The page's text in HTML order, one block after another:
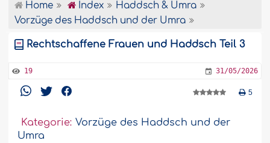
Home Index
Haddsch & Umra
Vorzüge des Haddsch und der Umra
Rechtschaffene Frauen und Haddsch Teil 3
19 31/05/2026
5
Kategorie: Vorzüge des Haddsch und der
Umra